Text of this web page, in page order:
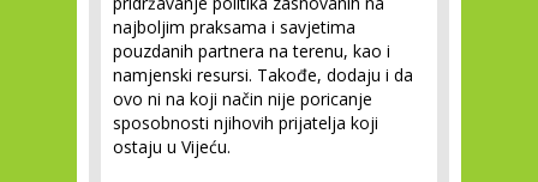
najboljim praksama i savjetima
pouzdanih partnera na terenu, kao i
namjenski resursi. Takođe, dodaju i da
ovo ni na koji način nije poricanje
sposobnosti njihovih prijatelja koji
ostaju u Vijeću.